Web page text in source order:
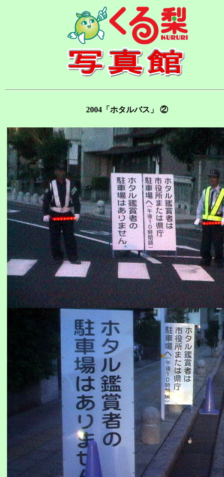
2004「ホタルバス」 ②